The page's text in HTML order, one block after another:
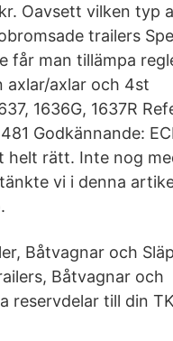
Oavsett vilken typ
trailers
får man tillämpa
axlar/axlar och 4st
1636G, 1637R
Godkännande:
helt rätt. Inte nog
vi i denna
Båtvagnar och
Båtvagnar och
reservdelar till din